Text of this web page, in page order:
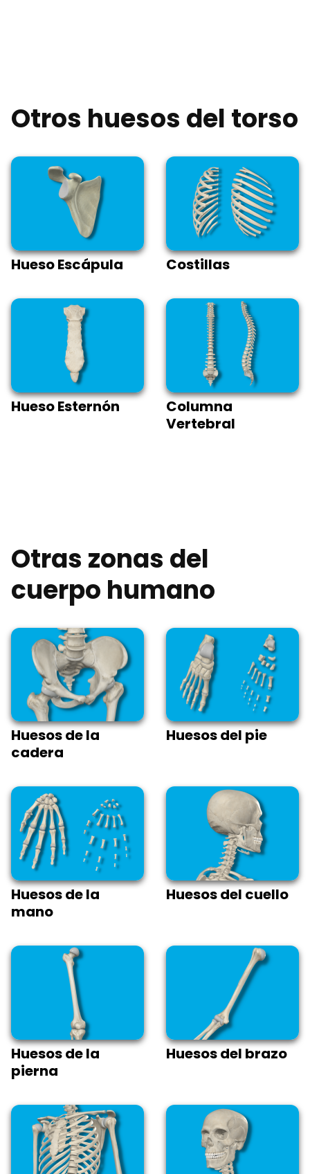
Otros huesos del torso
Hueso Escápula Costillas
Hueso Esternón
Columna
Vertebral
Otras zonas del
cuerpo humano
Huesos de la
cadera
Huesos del pie
Huesos de la
mano
Huesos del cuello
Huesos de la
pierna
Huesos del brazo